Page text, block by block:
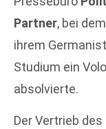
Partner, bei
ihrem
Studium ein
absolvierte.
Der Vertrieb